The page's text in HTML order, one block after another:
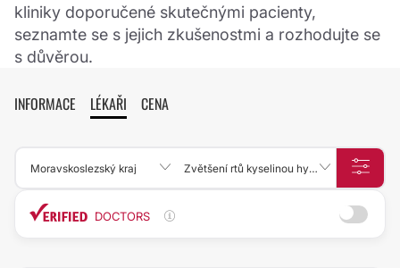
kliniky doporučené skutečnými pacienty,
seznamte se s jejich zkušenostmi a rozhodujte se
s důvěrou.
INFORMACE LÉKAŘI CENA
Moravskoslezský kraj Zvětšení rtů kyselinou hyaluronovou
DOCTORS